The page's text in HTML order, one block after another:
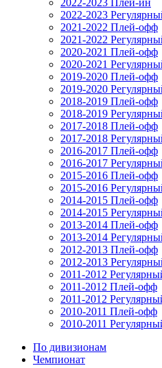
2022-2023
2021-2022 Плей-офф
2021-2022
2020-2021 Плей-офф
2020-2021
2019-2020 Плей-офф
2019-2020
2018-2019 Плей-офф
2018-2019
2017-2018 Плей-офф
2017-2018
2016-2017 Плей-офф
2016-2017
2015-2016 Плей-офф
2015-2016
2014-2015 Плей-офф
2014-2015
2013-2014 Плей-офф
2013-2014
2012-2013 Плей-офф
2012-2013
2011-2012
2011-2012 Плей-офф
2011-2012
2010-2011 Плей-офф
2010-2011
По дивизионам
Чемпионат